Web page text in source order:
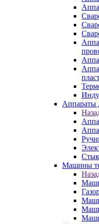
Аппараты
Машины